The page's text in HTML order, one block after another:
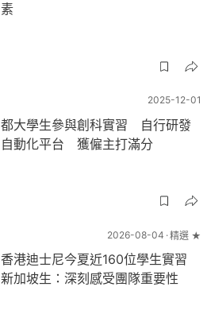
素
2025-12-01
都大學生參與創科實習 自行研發
自動化平台 獲僱主打滿分
2026-08-04 精選 ★
香港迪士尼今夏近160位學生實習
新加坡生：深刻感受團隊重要性